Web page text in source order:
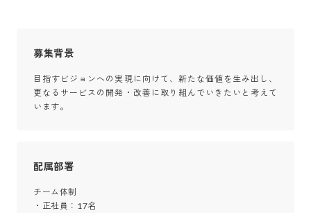
募集背景
目指すビジョンへの実現に向けて、新たな価値を生み出し、
更なるサービスの開発・改善に取り組んでいきたいと考えて
います。
配属部署
チーム体制
・正社員：17名